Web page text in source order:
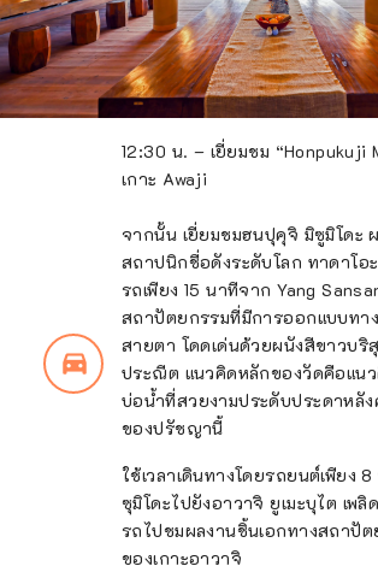
directions_car_filled
12:30 น. – เยี่ยมชม “Honpukuji
เกาะ Awaji
จากนั้น เยี่ยมชมฮนปุคุจิ มิซูมิโดะ
สถาปนิกชื่อดังระดับโลก ทาดาโอ
รถเพียง 15 นาทีจาก Yang
สถาปัตยกรรมที่มีการออกแบบทา
สายตา โดดเด่นด้วยผนังสีขาวบริ
ประณีต แนวคิดหลักของวัดคือแน
บ่อน้ำที่สวยงามประดับประดาหลั
ของปรัชญานี้
ใช้เวลาเดินทางโดยรถยนต์เพียง
ซุมิโดะไปยังอาวาจิ ยูเมะบุไต เพ
รถไปชมผลงานชิ้นเอกทางสถาปั
ของเกาะอาวาจิ